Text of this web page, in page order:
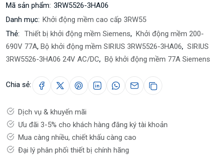
Mã sản phẩm: 3RW5526-3HA06
Danh mục: Khởi động mềm cao cấp 3RW55
Thẻ:
Thiết bị khởi động mềm Siemens, Khởi động mềm 200-
690V 77A, Bộ khởi động mềm SIRIUS 3RW5526-3HA06, SIRIUS
3RW5526-3HA06 24V AC/DC, Bộ khởi động mềm 77A Siemens
Chia sẻ:
Dịch vụ & khuyến mãi
Ưu đãi 3-5% cho khách hàng đăng ký tài khoản
Mua càng nhiều, chiết khấu càng cao
Đại lý phân phối thiết bị chính hãng